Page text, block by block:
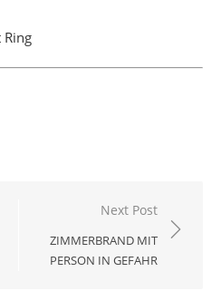
Ring
Next Post
ZIMMERBRAND MIT
PERSON IN GEFAHR